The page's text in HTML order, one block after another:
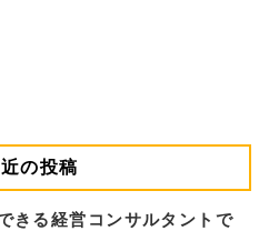
の投稿
きる経営コンサルタントで